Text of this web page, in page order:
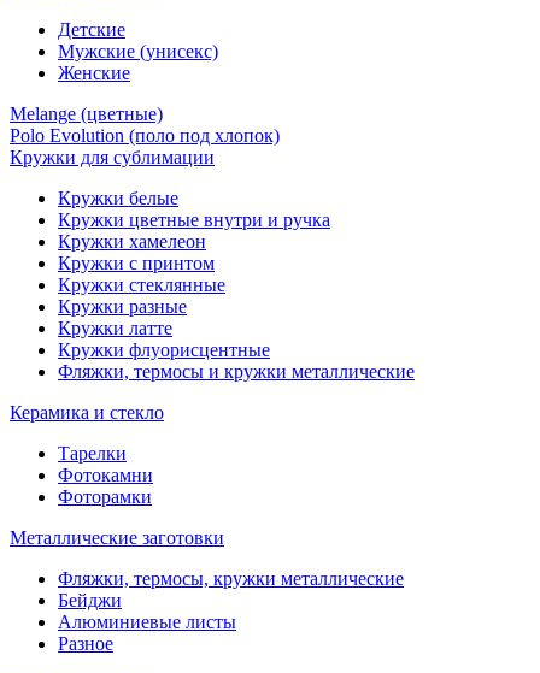
Детские
Мужские (унисекс)
Женские
Melange (цветные)
Polo Evolution (поло под хлопок)
Кружки для сублимации
Кружки белые
Кружки цветные внутри и ручка
Кружки хамелеон
Кружки c принтом
Кружки стеклянные
Кружки разные
Кружки латте
Кружки флуорисцентные
Фляжки, термосы и кружки металлические
Керамика и стекло
Тарелки
Фотокамни
Фоторамки
Металлические заготовки
Фляжки, термосы, кружки металлические
Бейджи
Алюминиевые листы
Разное